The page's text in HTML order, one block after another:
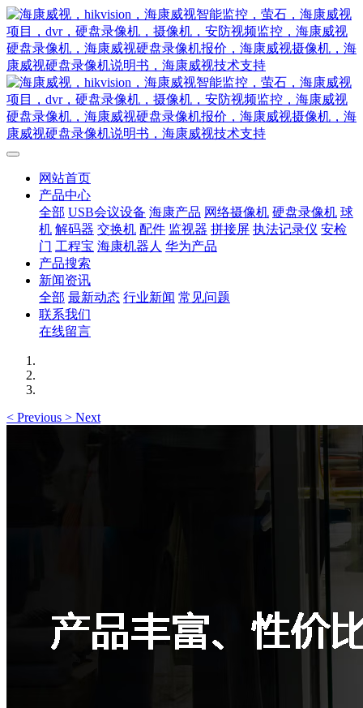
网站首页
产品中心
全部 USB会议设备 海康产品 网络摄像机 硬盘录像机 球
机 解码器 交换机 配件 监视器 拼接屏 执法记录仪 安检
门 工程宝 海康机器人 华为产品
产品搜索
新闻资讯
全部 最新动态 行业新闻 常见问题
联系我们
在线留言
< Previous > Next